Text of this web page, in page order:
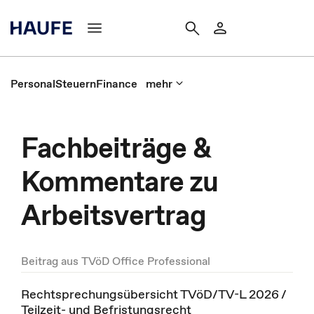
PersonalSteuernFinance mehr
Fachbeiträge &
Kommentare zu
Arbeitsvertrag
Beitrag aus TVöD Office Professional
Rechtsprechungsübersicht TVöD/TV-L 2026 /
Teilzeit- und Befristungsrecht